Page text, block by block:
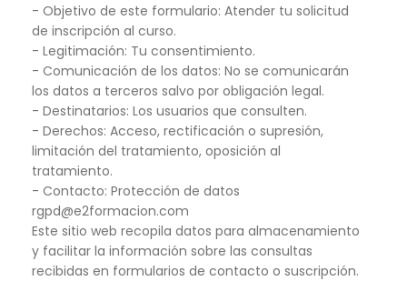
- Objetivo de este formulario: Atender tu solicitud
de inscripción al curso.
- Legitimación: Tu consentimiento.
- Comunicación de los datos: No se comunicarán
los datos a terceros salvo por obligación legal.
- Destinatarios: Los usuarios que consulten.
- Derechos: Acceso, rectificación o supresión,
limitación del tratamiento, oposición al
tratamiento.
- Contacto: Protección de datos
rgpd@e2formacion.com
Este sitio web recopila datos para almacenamiento
y facilitar la información sobre las consultas
recibidas en formularios de contacto o suscripción.